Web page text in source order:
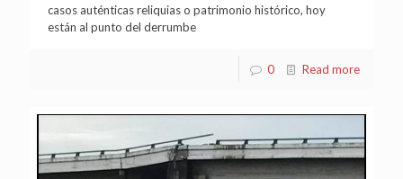
casos auténticas reliquias o patrimonio histórico, hoy
están al punto del derrumbe
0 Read more